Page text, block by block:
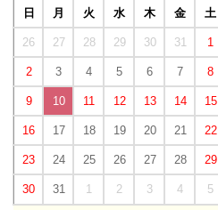
日
月 火 水 木 金 土
26 27 28 29 30 31 1
2 3 4 5 6 7 8
9 10 11 12 13 14 15
16 17 18 19 20 21 22
23 24 25 26 27 28 29
30 31 1 2 3 4 5